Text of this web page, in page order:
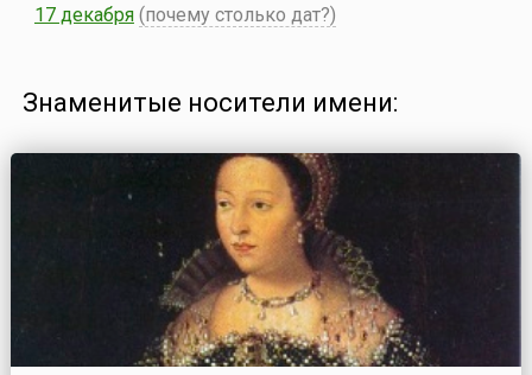
17 декабря (почему столько дат?)
Знаменитые носители имени: